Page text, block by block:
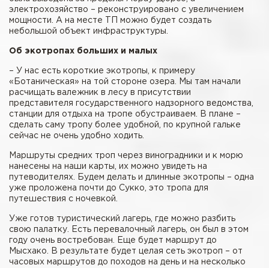
электрохозяйство – реконструировано с увеличением
мощности. А на месте ТП можно будет создать
небольшой объект инфраструктуры.
Об экотропах больших и малых
– У нас есть короткие экотропы, к примеру
«Ботаническая» на той стороне озера. Мы там начали
расчищать валежник в лесу в присутствии
представителя государственного надзорного ведомства,
станции для отдыха на тропе обустраиваем. В плане –
сделать саму тропу более удобной, по крупной гальке
сейчас не очень удобно ходить.
Маршруты средних троп через виноградники и к морю
нанесены на наши карты, их можно увидеть на
путеводителях. Будем делать и длинные экотропы – одна
уже проложена почти до Сукко, это тропа для
путешествия с ночевкой.
Уже готов туристический лагерь, где можно разбить
свою палатку. Есть перевалочный лагерь, он был в этом
году очень востребован. Еще будет маршрут до
Мысхако. В результате будет целая сеть экотроп – от
часовых маршрутов до походов на день и на несколько